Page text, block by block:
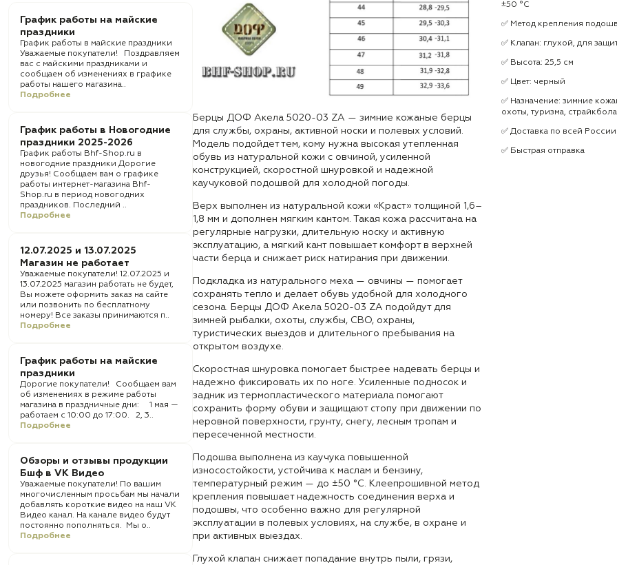
График работы на майские
праздники
График работы в майские праздники
Уважаемые покупатели! Поздравляем
вас с майскими праздниками и
сообщаем об изменениях в графике
работы нашего магазина..
Подробнее
График работы в Новогодние
праздники 2025-2026
График работы Bhf-Shop.ru в
новогодние праздники Дорогие
друзья! Сообщаем вам о графике
работы интернет-магазина Bhf-
Shop.ru в период новогодних
праздников. Последний ..
Подробнее
12.07.2025 и 13.07.2025
Магазин не работает
Уважаемые покупатели! 12.07.2025 и
13.07.2025 магазин работать не будет,
Вы можете оформить заказ на сайте
или позвонить по бесплатному
номеру! Все заказы принимаются п..
Подробнее
График работы на майские
праздники
Дорогие покупатели! Сообщаем вам
об изменениях в режиме работы
магазина в праздничные дни: 1 мая —
работаем с 10:00 до 17:00. 2, 3..
Подробнее
Обзоры и отзывы продукции
Бшф в VK Видео
Уважаемые покупатели! По вашим
многочисленным просьбам мы начали
добавлять короткие видео на наш VK
Видео канал. На канале видео будут
постоянно пополняться. Мы о..
Подробнее
Берцы ДОФ Акела 5020-03 ZA — зимние кожаные берцы
для службы, охраны, активной носки и полевых условий.
Модель подойдет тем, кому нужна высокая утепленная
обувь из натуральной кожи с овчиной, усиленной
конструкцией, скоростной шнуровкой и надежной
каучуковой подошвой для холодной погоды.
Верх выполнен из натуральной кожи «Краст» толщиной 1,6–
1,8 мм и дополнен мягким кантом. Такая кожа рассчитана на
регулярные нагрузки, длительную носку и активную
эксплуатацию, а мягкий кант повышает комфорт в верхней
части берца и снижает риск натирания при движении.
Подкладка из натурального меха — овчины — помогает
сохранять тепло и делает обувь удобной для холодного
сезона. Берцы ДОФ Акела 5020-03 ZA подойдут для
зимней рыбалки, охоты, службы, СВО, охраны,
туристических выездов и длительного пребывания на
открытом воздухе.
Скоростная шнуровка помогает быстрее надевать берцы и
надежно фиксировать их по ноге. Усиленные подносок и
задник из термопластического материала помогают
сохранить форму обуви и защищают стопу при движении по
неровной поверхности, грунту, снегу, лесным тропам и
пересеченной местности.
Подошва выполнена из каучука повышенной
износостойкости, устойчива к маслам и бензину,
температурный режим — до ±50 °C. Клеепрошивной метод
крепления повышает надежность соединения верха и
подошвы, что особенно важно для регулярной
эксплуатации в полевых условиях, на службе, в охране и
при активных выездах.
Глухой клапан снижает попадание внутрь пыли, грязи,
±50 °C
✅ Метод крепления
✅ Клапан: глухой, для
✅ Высота: 25,5 см
✅ Цвет: черный
✅ Назначение: зимние
охоты, туризма,
✅ Доставка по всей России
✅ Быстрая отправка